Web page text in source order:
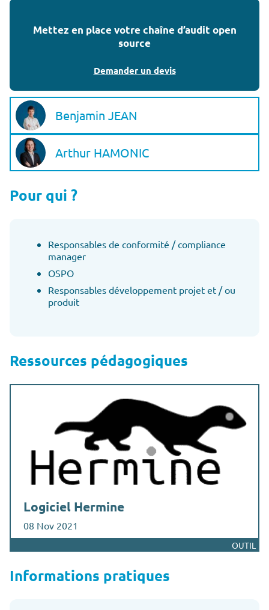
Mettez en place votre chaîne d’audit open
source
Demander un devis
Benjamin JEAN
Arthur HAMONIC
Pour qui ?
Responsables de conformité / compliance
manager
OSPO
Responsables développement projet et / ou
produit
Ressources pédagogiques
Logiciel Hermine
08 Nov 2021
OUTIL
Informations pratiques